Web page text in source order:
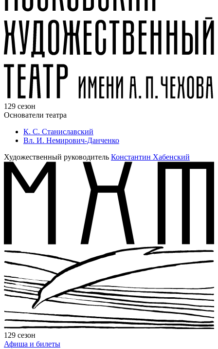
129 сезон
Основатели театра
К. С. Станиславский
Вл. И. Немирович-Данченко
Художественный руководитель Константин Хабенский
129 сезон
Афиша и билеты